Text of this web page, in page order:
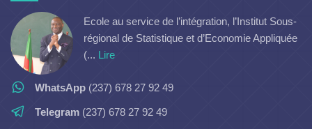
Ecole au service de l’intégration, l’Institut Sous-
régional de Statistique et d’Economie Appliquée
(... Lire
WhatsApp (237) 678 27 92 49
Telegram (237) 678 27 92 49